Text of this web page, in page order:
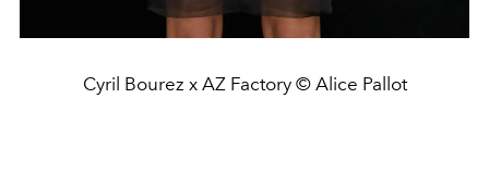
Cyril Bourez x AZ Factory © Alice Pallot